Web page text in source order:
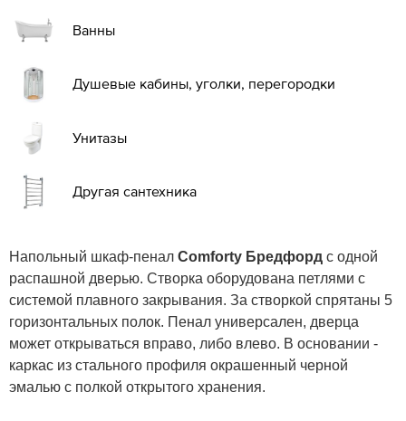
Ванны
Душевые кабины, уголки, перегородки
Унитазы
Другая сантехника
Напольный шкаф-пенал Comforty Бредфорд с одной
распашной дверью. Створка оборудована петлями с
системой плавного закрывания. За створкой спрятаны 5
горизонтальных полок. Пенал универсален, дверца
может открываться вправо, либо влево. В основании -
каркас из стального профиля окрашенный черной
эмалью с полкой открытого хранения.